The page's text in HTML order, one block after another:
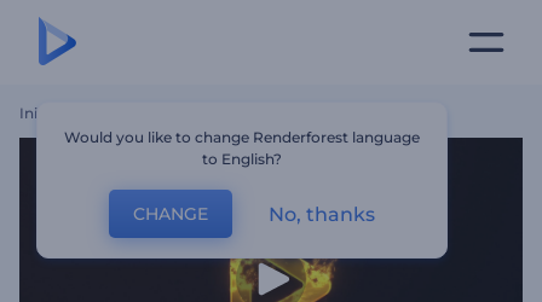
Inicio
Would you like to change Renderforest language
to English?
CHANGE No, thanks